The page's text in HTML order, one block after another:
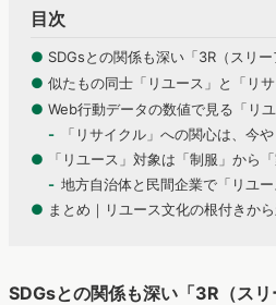
目次
● SDGsとの関係も深い「3R（スリ
● 似たもの同士「リユース」と「リ
● Web行動データの数値で見る「リ
「リサイクル」への関心は、今
● 「リユース」対象は「制服」から
地方自治体と民間企業で「リユ
● まとめ｜リユース文化の根付きか
SDGsとの関係も深い「3R（ス